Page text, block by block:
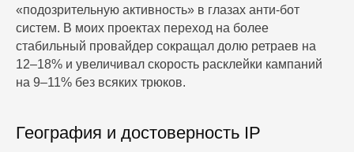
«подозрительную активность» в глазах анти‑бот
систем. В моих проектах переход на более
стабильный провайдер сокращал долю ретраев на
12–18% и увеличивал скорость расклейки кампаний
на 9–11% без всяких трюков.
География и достоверность IP